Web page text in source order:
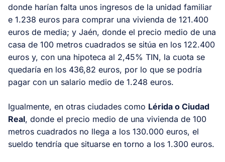
donde harían falta unos ingresos de la unidad familiar
e 1.238 euros para comprar una vivienda de 121.400
euros de media; y Jaén, donde el precio medio de una
casa de 100 metros cuadrados se sitúa en los 122.400
euros y, con una hipoteca al 2,45% TIN, la cuota se
quedaría en los 436,82 euros, por lo que se podría
pagar con un salario medio de 1.248 euros.
Igualmente, en otras ciudades como Lérida o Ciudad
Real, donde el precio medio de una vivienda de 100
metros cuadrados no llega a los 130.000 euros, el
sueldo tendría que situarse en torno a los 1.300 euros.